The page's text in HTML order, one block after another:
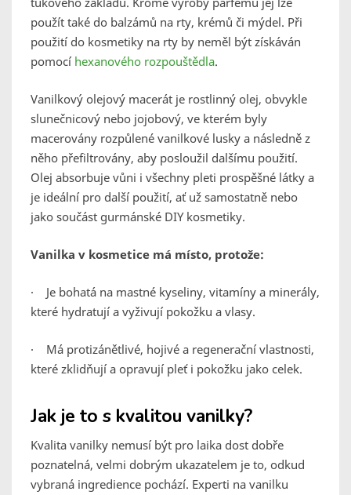
použít také do balzámů na rty, krémů či mýdel. Při
použití do kosmetiky na rty by neměl být získáván
pomocí hexanového rozpouštědla.
Vanilkový olejový macerát je rostlinný olej, obvykle
slunečnicový nebo jojobový, ve kterém byly
macerovány rozpůlené vanilkové lusky a následně z
něho přefiltrovány, aby posloužil dalšímu použití.
Olej absorbuje vůni i všechny pleti prospěšné látky a
je ideální pro další použití, ať už samostatně nebo
jako součást gurmánské DIY kosmetiky.
Vanilka v kosmetice má místo, protože:
· Je bohatá na mastné kyseliny, vitamíny a minerály,
které hydratují a vyživují pokožku a vlasy.
· Má protizánětlivé, hojivé a regenerační vlastnosti,
které zklidňují a opravují pleť i pokožku jako celek.
Jak je to s kvalitou vanilky?
Kvalita vanilky nemusí být pro laika dost dobře
poznatelná, velmi dobrým ukazatelem je to, odkud
vybraná ingredience pochází. Experti na vanilku